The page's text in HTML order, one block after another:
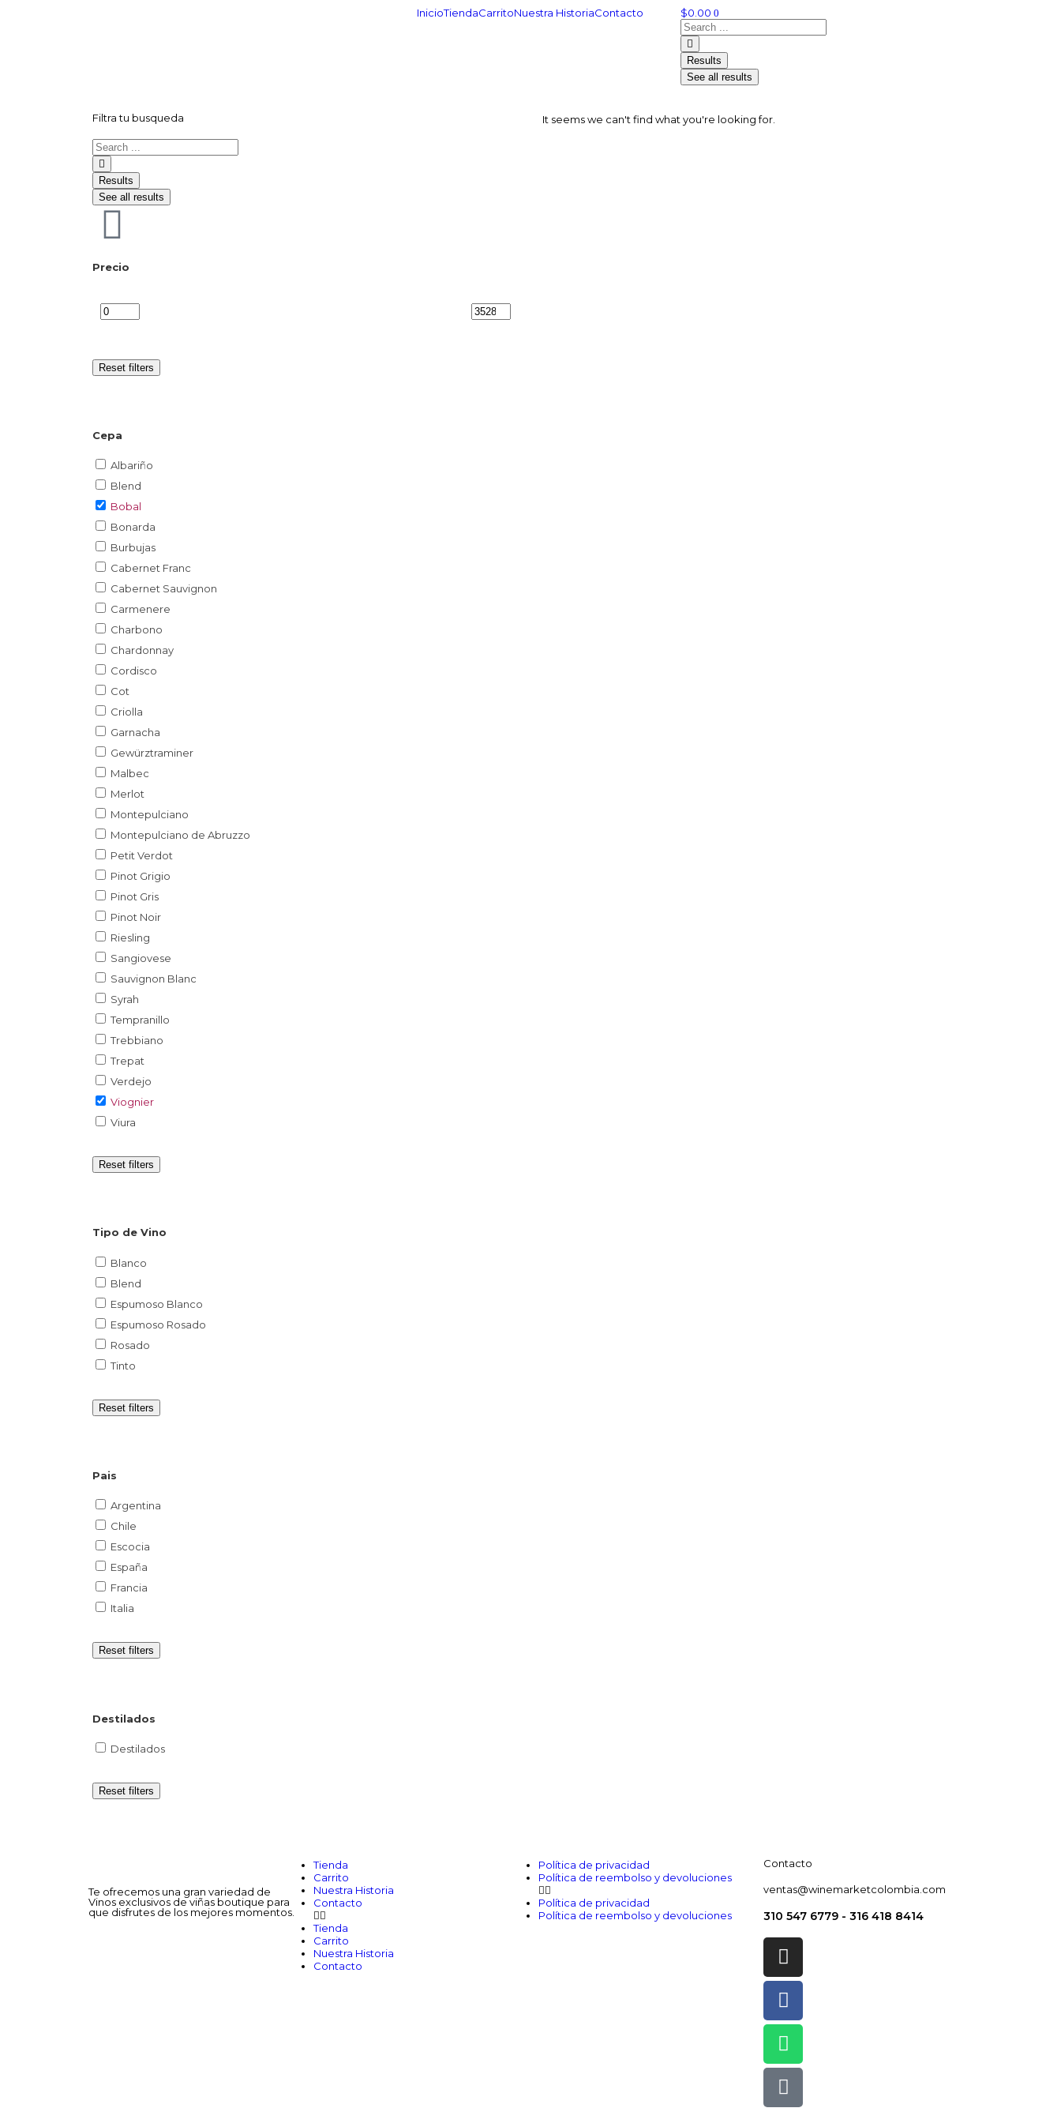
InicioTiendaCarritoNuestra HistoriaContacto $0.00 0
Results
See all results
Filtra tu busqueda
Results
See all results
Precio
Reset filters
Cepa
Albariño
Blend
Bobal
Bonarda
Burbujas
Cabernet Franc
Cabernet Sauvignon
Carmenere
Charbono
Chardonnay
Cordisco
Cot
Criolla
Garnacha
Gewürztraminer
Malbec
Merlot
Montepulciano
Montepulciano de Abruzzo
Petit Verdot
Pinot Grigio
Pinot Gris
Pinot Noir
Riesling
Sangiovese
Sauvignon Blanc
Syrah
Tempranillo
Trebbiano
Trepat
Verdejo
Viognier
Viura
Reset filters
Tipo de Vino
Blanco
Blend
Espumoso Blanco
Espumoso Rosado
Rosado
Tinto
Reset filters
Pais
Argentina
Chile
Escocia
España
Francia
Italia
Reset filters
Destilados
Destilados
Reset filters
It seems we can't find what you're looking for.
Te ofrecemos una gran variedad de
Vinos exclusivos de viñas boutique para
que disfrutes de los mejores momentos.
Tienda
Carrito
Nuestra Historia
Contacto
Tienda
Carrito
Nuestra Historia
Contacto
Política de privacidad
Política de reembolso y devoluciones
Política de privacidad
Política de reembolso y devoluciones
Contacto
ventas@winemarketcolombia.com
310 547 6779 - 316 418 8414